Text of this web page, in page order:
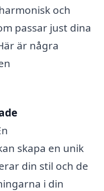
och
passar just dina
är några
skapa en unik
din stil och de
i din